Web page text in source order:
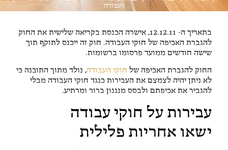
העבודה
בתאריך ה- 12.12.11, אישרה הכנסת בקריאה שלישית את החוק
להגברת האכיפה של חוקי העבודה. חוק זה ייכנס לתוקף תוך
שישה חודשים ממועד פרסומו ברשומות.
החוק להגברת האכיפה של חוקי העבודה, נולד מתוך התובנה כי
לא ניתן יהיה לצמצם את העבירות כנגד חוקי העבודה מבלי
להגביר את אכיפתם ולבסס מנגנון ברור ומרתיע.
עבירות על חוקי עבודה
ישאו אחריות פלילית